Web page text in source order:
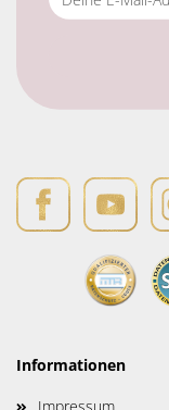
Informationen